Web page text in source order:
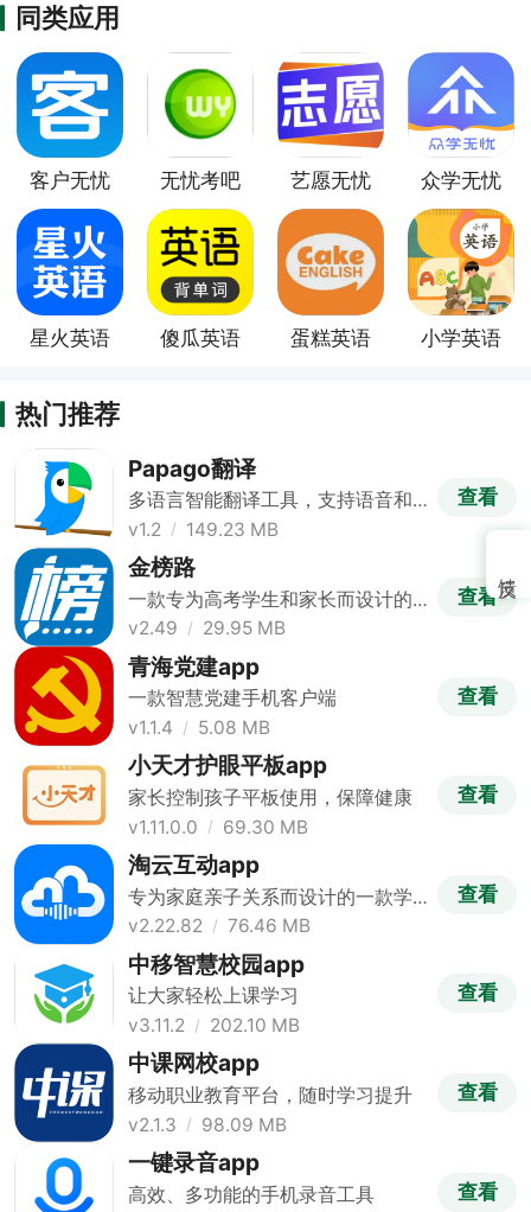
同类应用
客户无忧
无忧考吧
艺愿无忧
众学无忧
星火英语
傻瓜英语
蛋糕英语
小学英语
热门推荐
Papago翻译
多语言智能翻译工具，支持语音和
拍照
v1.2 149.23 MB
查看
金榜路
一款专为高考学生和家长而设计的
志愿填报助手
v2.49 29.95 MB
查看
青海党建app
一款智慧党建手机客户端
v1.1.4
5.08 MB
查看
小天才护眼平板app
家长控制孩子平板使用，保障健康
v1.11.0.0
69.30 MB
查看
淘云互动app
专为家庭亲子关系而设计的一款学
习与社交工具
v2.22.82 76.46 MB
查看
中移智慧校园app
让大家轻松上课学习
v3.11.2
202.10 MB
查看
中课网校app
移动职业教育平台，随时学习提升
v2.1.3
98.09 MB
查看
一键录音app
高效、多功能的手机录音工具 查看